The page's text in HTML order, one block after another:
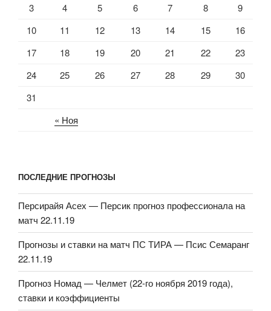
« Ноя
3
4 5 6 7 8
9
10
11 12 13 14 15
16
17
18 19 20 21 22
23
24
25 26 27 28 29
30
31
ПОСЛЕДНИЕ ПРОГНОЗЫ
Персирайя Асех — Персик прогноз профессионала на
матч 22.11.19
Прогнозы и ставки на матч ПС ТИРА — Псис Семаранг
22.11.19
Прогноз Номад — Челмет (22-го ноября 2019 года),
ставки и коэффициенты